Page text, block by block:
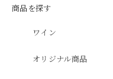
商品を探す
ワイン
オリジナル商品